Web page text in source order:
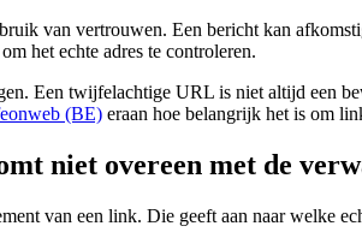
van vertrouwen. Een bericht kan
het echte adres te controleren.
Een twijfelachtige URL is niet altijd een
(BE) eraan hoe belangrijk het is om
niet overeen met de
van een link. Die geeft aan naar welke